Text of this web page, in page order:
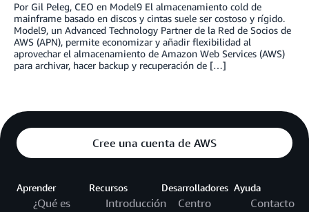
Por Gil Peleg, CEO en Model9 El almacenamiento cold de
mainframe basado en discos y cintas suele ser costoso y rígido.
Model9, un Advanced Technology Partner de la Red de Socios de
AWS (APN), permite economizar y añadir flexibilidad al
aprovechar el almacenamiento de Amazon Web Services (AWS)
para archivar, hacer backup y recuperación de […]
Cree una cuenta de AWS
Aprender
¿Qué es
Recursos
Introducción
Desarrolladores
Centro
Ayuda
Contacto